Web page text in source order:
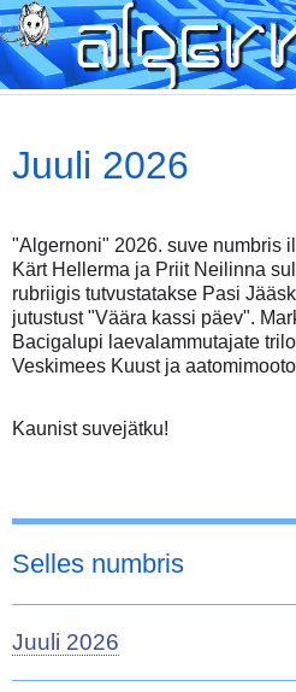
Skip
to
main
content
Juuli 2026
"Algernoni" 2026. suve numbris
Kärt Hellerma ja Priit Neilinna
rubriigis tutvustatakse Pasi
jutustust "Väära kassi päev".
Bacigalupi laevalammutajate
Veskimees Kuust ja
Kaunist suvejätku!
Selles numbris
Juuli 2026